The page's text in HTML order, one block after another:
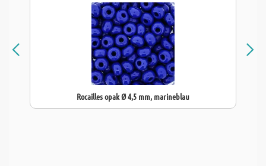
Rocailles opak Ø 4,5 mm, marineblau